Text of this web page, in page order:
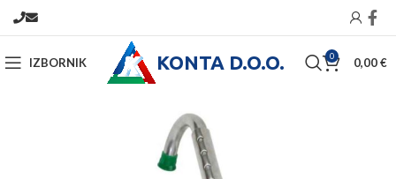
IZBORNIK KONTA D.O.O. 0 0,00€